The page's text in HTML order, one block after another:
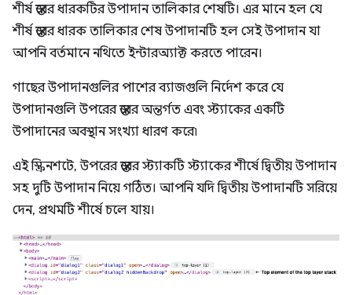
শীর্ষ স্তরের ধারকটির উপাদান তালিকার শেষটি। এর মানে হল যে
শীর্ষ স্তরের ধারক তালিকার শেষ উপাদানটি হল সেই উপাদান যা
আপনি বর্তমানে নথিতে ইন্টারঅ্যাক্ট করতে পারেন।
গাছের উপাদানগুলির পাশের ব্যাজগুলি নির্দেশ করে যে
উপাদানগুলি উপরের স্তরের অন্তর্গত এবং স্ট্যাকের একটি
উপাদানের অবস্থান সংখ্যা ধারণ করে৷
এই স্ক্রিনশটে, উপরের স্তরের স্ট্যাকটি স্ট্যাকের শীর্ষে দ্বিতীয় উপাদান
সহ দুটি উপাদান নিয়ে গঠিত। আপনি যদি দ্বিতীয় উপাদানটি সরিয়ে
দেন, প্রথমটি শীর্ষে চলে যায়।